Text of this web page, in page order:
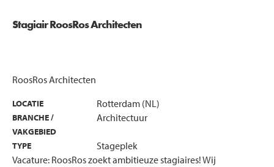
Stagiair RoosRos Architecten
RoosRos Architecten
LOCATIE Rotterdam (NL)
BRANCHE /
VAKGEBIED
Architectuur
TYPE
Stageplek
Vacature: RoosRos zoekt ambitieuze stagiaires! Wij